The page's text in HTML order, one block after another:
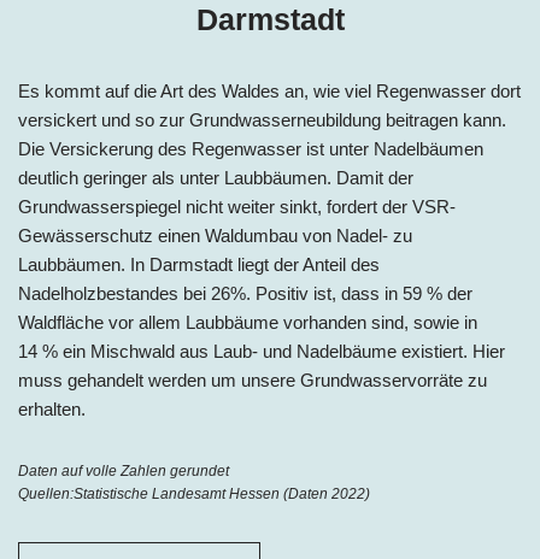
Darmstadt
Es kommt auf die Art des Waldes an, wie viel Regenwasser dort
versickert und so zur Grundwasserneubildung beitragen kann.
Die Versickerung des Regenwasser ist unter Nadelbäumen
deutlich geringer als unter Laubbäumen. Damit der
Grundwasserspiegel nicht weiter sinkt, fordert der VSR-
Gewässerschutz einen Waldumbau von Nadel- zu
Laubbäumen. In Darmstadt liegt der Anteil des
Nadelholzbestandes bei 26%. Positiv ist, dass in 59 % der
Waldfläche vor allem Laubbäume vorhanden sind, sowie in
14 % ein Mischwald aus Laub- und Nadelbäume existiert. Hier
muss gehandelt werden um unsere Grundwasservorräte zu
erhalten.
Daten auf volle Zahlen gerundet
Quellen:Statistische Landesamt Hessen (Daten 2022)